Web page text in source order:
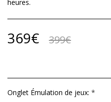
heures.
369€ 399€
Onglet Émulation de jeux: *